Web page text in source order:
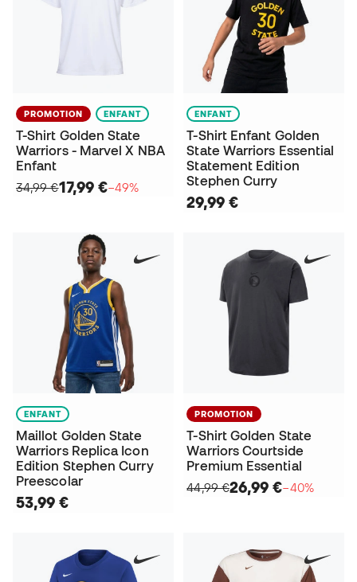
PROMOTION ENFANT
T-Shirt Golden State
Warriors - Marvel X NBA
Enfant
34,99 €17,99 €−49%
ENFANT
T-Shirt Enfant Golden
State Warriors Essential
Statement Edition
Stephen Curry
29,99 €
ENFANT
Maillot Golden State
Warriors Replica Icon
Edition Stephen Curry
Preescolar
53,99 €
PROMOTION
T-Shirt Golden State
Warriors Courtside
Premium Essential
44,99 €26,99 €−40%